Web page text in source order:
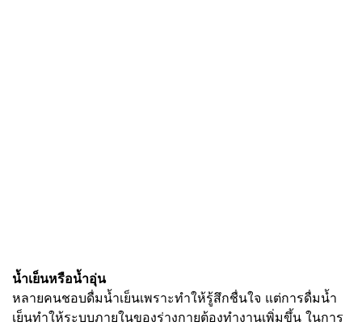
น้ำเย็นหรือน้ำอุ่น
หลายคนชอบดื่มน้ำเย็นเพราะทำให้รู้สึกชื่นใจ แต่การดื่มน้ำ
เย็นทำให้ระบบภายในของร่างกายต้องทำงานเพิ่มขึ้น ในการ